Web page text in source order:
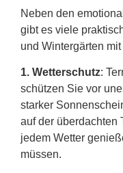
Neben den
gibt es viele
und Wintergärten
1. Wetterschutz:
schützen Sie vor
starker
auf der überdachten
jedem Wetter
müssen.